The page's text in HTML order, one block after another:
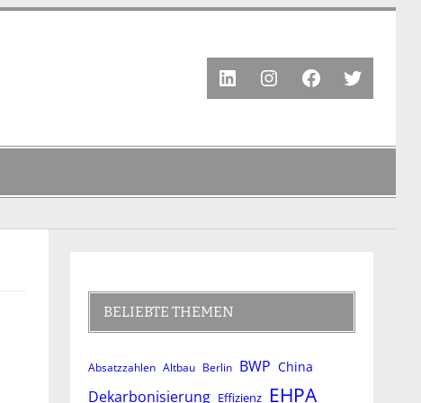
LinkedInInstagram
Facebook
Twitter
BELIEBTE THEMEN
Absatzzahlen Altbau Berlin BWP China
Dekarbonisierung Effizienz EHPA